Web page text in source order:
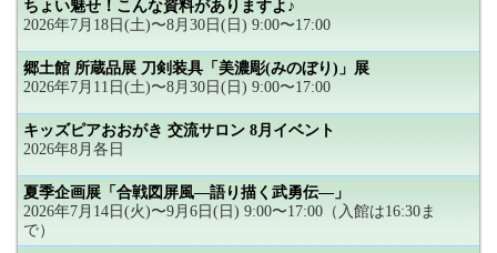
ちょい魅せ！こんな資料がありますよ♪
2026年7月18日(土)〜8月30日(日) 9:00〜17:00
郷土館 所蔵品展 刀剣装具「美濃彫(みのぼり)」展
2026年7月11日(土)〜8月30日(日) 9:00〜17:00
キッズピアおおがき 交流サロン 8月イベント
2026年8月各日
夏季企画展「合戦図屏風―語り描く武勇伝―」
2026年7月14日(火)〜9月6日(日) 9:00〜17:00（入館は16:30ま
で）